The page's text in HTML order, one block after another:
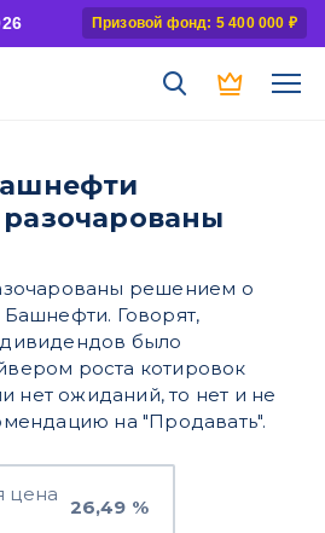
Призовой фонд: 5 400 000 ₽
решением о
Говорят,
было
роста котировок
нет ожиданий, то нет и не
на "Продавать".
цена
26,49 %